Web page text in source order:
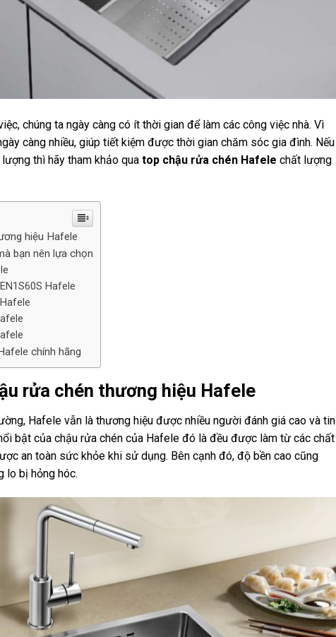
chúng ta ngày càng có ít thời gian để làm các công việc nhà. Vì
càng nhiều, giúp tiết kiệm được thời gian chăm sóc gia đình. Nếu
thì hãy tham khảo qua top chậu rửa chén Hafele chất lượng
hiệu Hafele
bạn nên lựa chọn
Hafele
chính hãng
rửa chén thương hiệu Hafele
Hafele vẫn là thương hiệu được nhiều người đánh giá cao và tin
bật của chậu rửa chén của Hafele đó là đều được làm từ các chất
an toàn sức khỏe khi sử dụng. Bên cạnh đó, độ bền cao cũng
lo bị hỏng hóc.